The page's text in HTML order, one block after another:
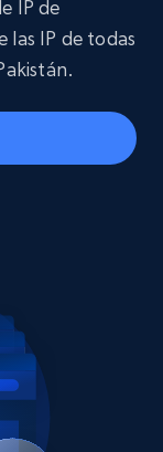
IP de
las IP de todas